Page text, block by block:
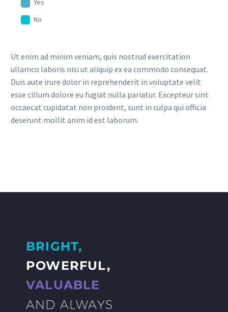
Yes
No
Ut enim ad minim veniam, quis nostrud exercitation
ullamco laboris nisi ut aliquip ex ea commodo consequat.
Duis aute irure dolor in reprehenderit in voluptate velit
esse cillum dolore eu fugiat nulla pariatur. Excepteur sint
occaecat cupidatat non proident, sunt in culpa qui officia
deserunt mollit anim id est laborum.
BRIGHT,
POWERFUL,
VALUABLE
AND ALWAYS